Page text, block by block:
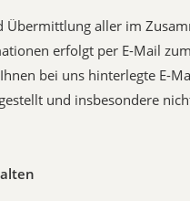
Übermittlung aller im
erfolgt per E-Mail
bei uns hinterlegte E-
und insbesondere